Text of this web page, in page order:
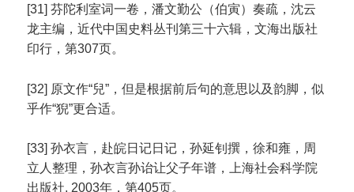
[31] 芬陀利室词一卷，潘文勤公（伯寅）奏疏，沈云
龙主编，近代中国史料丛刊第三十六辑，文海出版社
印行，第307页。
[32] 原文作“兒”，但是根据前后句的意思以及韵脚，似
乎作“猊”更合适。
[33] 孙衣言，赴皖日记日记，孙延钊撰，徐和雍，周
立人整理，孙衣言孙诒让父子年谱，上海社会科学院
出版社, 2003年，第405页。